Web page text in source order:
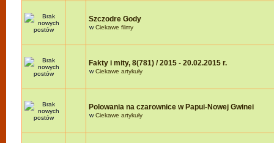
Szczodre Gody
wCiekawe filmy
Fakty i mity, 8(781) / 2015 - 20.02.2015 r.
wCiekawe artykuły
Polowania na czarownice w Papui-Nowej Gwinei
wCiekawe artykuły